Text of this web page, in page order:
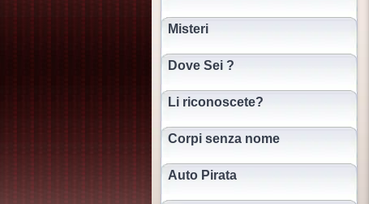
Misteri
Dove Sei ?
Li riconoscete?
Corpi senza nome
Auto Pirata